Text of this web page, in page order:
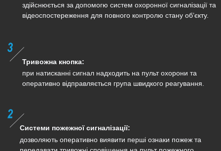
здійснюється за допомогю систем охоронної сигналізації та
відеоспостереження для повного контролю стану об’єкту.
Тривожна кнопка:
при натисканні сигнал надходить на пульт охорони та
оперативно відправляється група швидкого реагування.
Системи пожежної сигналізації:
дозволяють оперативно виявити перші ознаки пожеж та